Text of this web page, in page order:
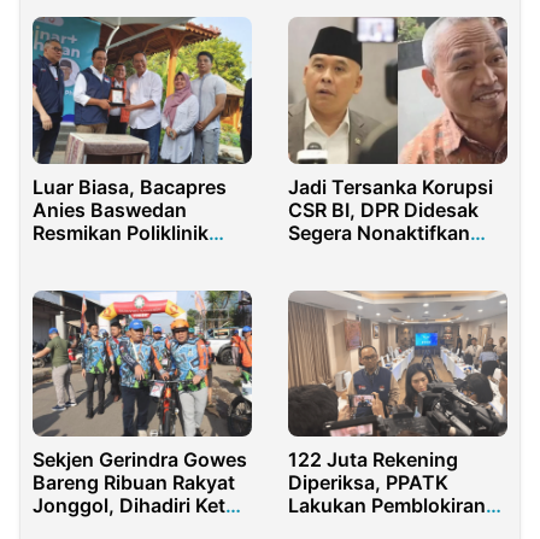
Kemendagri
Luar Biasa, Bacapres
Anies Baswedan
Resmikan Poliklinik
Jadi Tersanka Korupsi
CSR BI, DPR Didesak
Segera Nonaktifkan
Sekjen Gerindra Gowes
Bareng Ribuan Rakyat
Jonggol, Dihadiri Ketua
122 Juta Rekening
Diperiksa, PPATK
Lakukan Pemblokiran